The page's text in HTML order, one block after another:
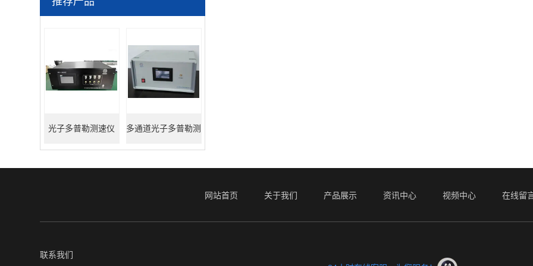
光子多普勒测速仪 多通道光子多普勒测
网站首页 关于我们 产品展示 资讯中心 视频中心 在线留
联系我们